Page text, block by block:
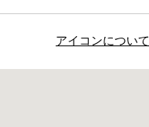
アイコンについて